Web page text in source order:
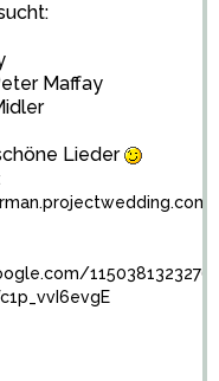
Maffay
Lieder